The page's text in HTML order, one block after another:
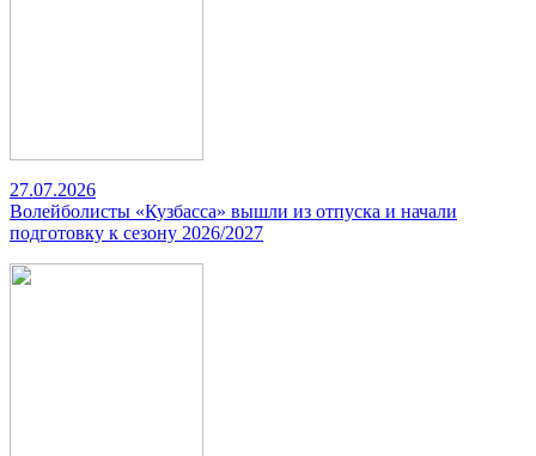
27.07.2026
Волейболисты «Кузбасса» вышли из отпуска и начали
подготовку к сезону 2026/2027